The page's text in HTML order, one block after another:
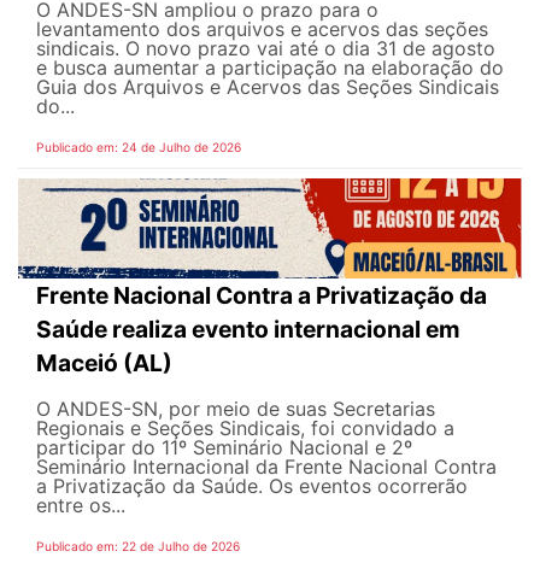
O ANDES-SN ampliou o prazo para o
levantamento dos arquivos e acervos das seções
sindicais. O novo prazo vai até o dia 31 de agosto
e busca aumentar a participação na elaboração do
Guia dos Arquivos e Acervos das Seções Sindicais
do...
Publicado em: 24 de Julho de 2026
Frente Nacional Contra a Privatização da
Saúde realiza evento internacional em
Maceió (AL)
O ANDES-SN, por meio de suas Secretarias
Regionais e Seções Sindicais, foi convidado a
participar do 11º Seminário Nacional e 2º
Seminário Internacional da Frente Nacional Contra
a Privatização da Saúde. Os eventos ocorrerão
entre os...
Publicado em: 22 de Julho de 2026